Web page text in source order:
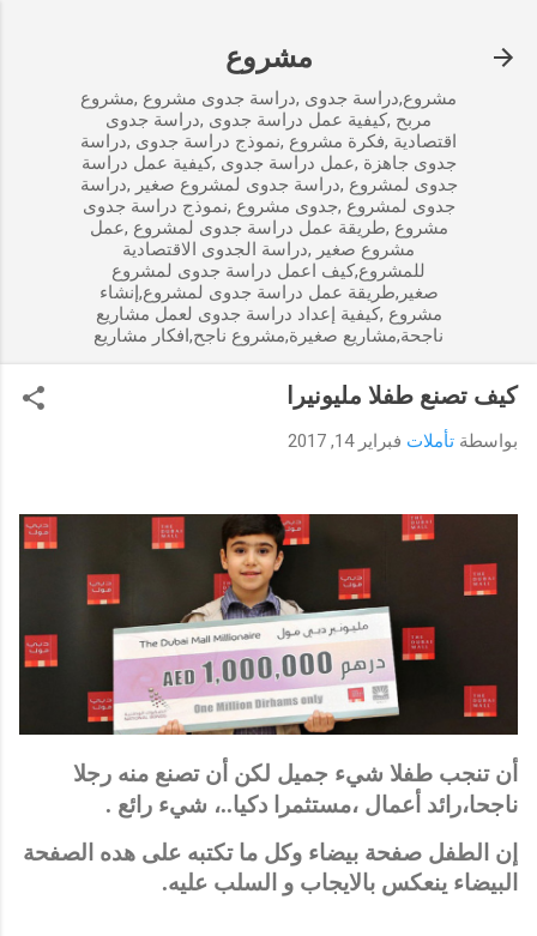
مشروع
مشروع,دراسة جدوى ,دراسة جدوى مشروع ,مشروع
مربح ,كيفية عمل دراسة جدوى ,دراسة جدوى
اقتصادية ,فكرة مشروع ,نموذج دراسة جدوى ,دراسة
جدوى جاهزة ,عمل دراسة جدوى ,كيفية عمل دراسة
جدوى لمشروع ,دراسة جدوى لمشروع صغير ,دراسة
جدوى لمشروع ,جدوى مشروع ,نموذج دراسة جدوى
مشروع ,طريقة عمل دراسة جدوى لمشروع ,عمل
مشروع صغير ,دراسة الجدوى الاقتصادية
للمشروع,كيف اعمل دراسة جدوى لمشروع
صغير,طريقة عمل دراسة جدوى لمشروع,إنشاء
مشروع ,كيفية إعداد دراسة جدوى لعمل مشاريع
ناجحة,مشاريع صغيرة,مشروع ناجح,افكار مشاريع
كيف تصنع طفلا مليونيرا
بواسطة تأملات فبراير 14, 2017
أن تنجب طفلا شيء جميل لكن أن تصنع منه رجلا
ناجحا،رائد أعمال ،مستثمرا دكيا..، شيء رائع .
إن الطفل صفحة بيضاء وكل ما تكتبه على هده الصفحة
البيضاء ينعكس بالايجاب و السلب عليه.